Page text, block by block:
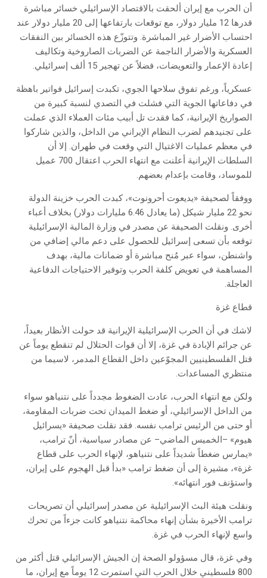
أن الحرب مع إيران ألحقت بالاقتصاد الإسرائيلي خسائر مباشرة
قدرها 12 مليار دولار، مع توقعات بارتفاعها إلى 20 مليار دولار عند
احتساب الأضرار غير المباشرة. وتتوزّع هذه الخسائر بين النفقات
العسكرية والأضرار الناجمة عن الضربات الصاروخية وتكاليف
إعادة الإعمار والتعويضات، فضلاً عن تهجير 15 ألف إسرائيلي.
عسكرياً، ورغم تفوق سلاحها الجوي، تكبدت إسرائيل فواتير باهظة
في دفاعاتها الجوية التي فشلت في التصدي لنسبة كبيرة من
الصواريخ الإيرانية، كما فقدت تل أبيب مئات العملاء الذي عملت
على تجنيدهم لضرب النظام الإيراني من الداخل، والذين شاركوا
في معظم عمليات الاغتيال التي وقعت في طهران. إلا أن
السلطات الإيرانية أعلنت مع انتهاء الحرب اعتقال 700 عميل
للموساد، وقامت بإعدام بعضهم.
ووفقاً لصحيفة «يديعوت أحرونوت»، كبدت الحرب خزينة الدولة
نحو 22 مليار شيكل (ما يعادل 6.46 مليارات دولار) بخلاف أعباء
أخرى. ونقلت الصحيفة عن مصدر في وزارة المالية الإسرائيلية
توقعه بأن تسعى إسرائيل للحصول على دعم مالي إضافي من
واشنطن، سواء عبر مُنح مباشرة أو ضمانات مالية، بهدف
المساهمة في تعويض كلفة الحرب وتوفير الاحتياجات الدفاعية
العاجلة.
قطاع غزة
لاشك في أن الحرب الإسرائيلية الإيرانية قد حولت الأنظار بعيداً،
عن جرائم الإبادة في غزة، إلا أن قوات الحتلال لم تنقطع يوماً عن
قتل الفلسطينيين المجوّعين داخل القطاع المدمر، لاسيما من
منتظري المساعدات.
ولكن مع انتهاء الحرب، عادت الضغوط مجدداً على نتنياهو سواء
من الداخل الإسرائيلي، أو ضغط الميدان تحت ضربات المقاومة،
أو حتى من الرئيس ترامب نفسه. فقد نقلت صحيفة «يسرائيل
هيوم» –الخميس الماضي– عن مصادر سياسية، أنّ ترامب،
«يمارس ضغطاً شديداً على نتنياهو، لإنهاء الحرب على قطاع
غزة»، مشيرة إلى أن ضغط ترامب «بدأ قبل الهجوم على إيران،
واستؤنف فور انتهائه».
ونقلت هيئة البث الإسرائيلية عن مصدر إسرائيلي أن تصريحات
ترامب الأخيرة بشأن إنهاء محاكمة نتنياهو كانت جزءاً من تحرك
واسع لإنهاء الحرب في غزة.
وفي غزة، قال مسؤولو الصحة إن الجيش الإسرائيلي قتل أكثر من
800 فلسطيني خلال الحرب التي استمرت 12 يوماً مع إيران، ما